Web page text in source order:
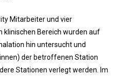
Mitarbeiter und vier
klinischen Bereich wurden auf
hin untersucht und
der betroffenen Station
Stationen verlegt werden. Im